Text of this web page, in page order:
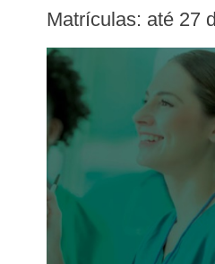
Matrículas: até 27